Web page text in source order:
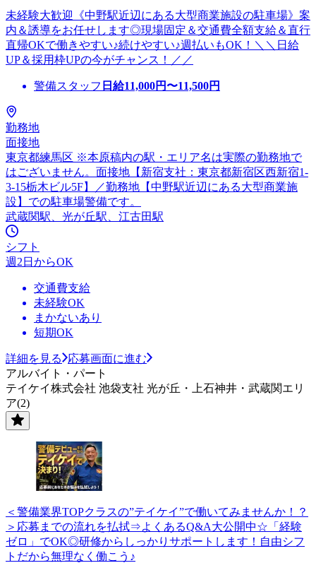
未経験大歓迎《中野駅近辺にある大型商業施設の駐車場》案
内＆誘導をお任せします◎現場固定＆交通費全額支給＆直行
直帰OKで働きやすい♪続けやすい♪週払いもOK！＼＼日給
UP＆採用枠UPの今がチャンス！／／
警備スタッフ 日給11,000円〜11,500円
勤務地
面接地
東京都練馬区 ※本原稿内の駅・エリア名は実際の勤務地で
はございません。面接地【新宿支社：東京都新宿区西新宿1-
3-15栃木ビル5F】／勤務地【中野駅近辺にある大型商業施
設】での駐車場警備です。
武蔵関駅、光が丘駅、江古田駅
シフト
週2日からOK
交通費支給
未経験OK
まかないあり
短期OK
詳細を見る
応募画面に進む
アルバイト・パート
テイケイ株式会社 池袋支社 光が丘・上石神井・武蔵関エリ
ア(2)
＜警備業界TOPクラスの”テイケイ”で働いてみませんか！？
＞応募までの流れを払拭⇒よくあるQ&A大公開中☆「経験
ゼロ」でOK◎研修からしっかりサポートします！自由シフ
トだから無理なく働こう♪